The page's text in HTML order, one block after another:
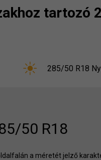
tartozó
285/50 R18
50 R18
a méretét jelző